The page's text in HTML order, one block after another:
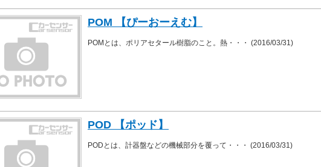
POM 【ぴーおーえむ】
POMとは、ポリアセタール樹脂のこと。熱・・・ (2016/03/31)
POD 【ポッド】
PODとは、計器盤などの機械部分を覆って・・・ (2016/03/31)